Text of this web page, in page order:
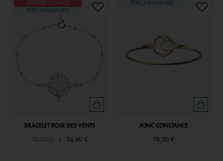
DERNIÈRE CHANCE
PERSONNALISABLE
BRACELET ROSE DES VENTS
Price reduced from
78,00 € 54,60 €
PERSONNALISABLE
JONC CONSTANCE
78,00 €